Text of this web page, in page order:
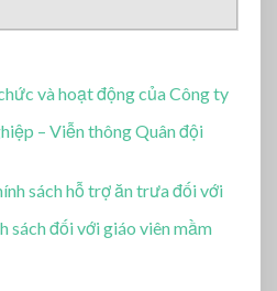
và hoạt động của Công ty
– Viễn thông Quân đội
sách hỗ trợ ăn trưa đối với
sách đối với giáo viên mầm